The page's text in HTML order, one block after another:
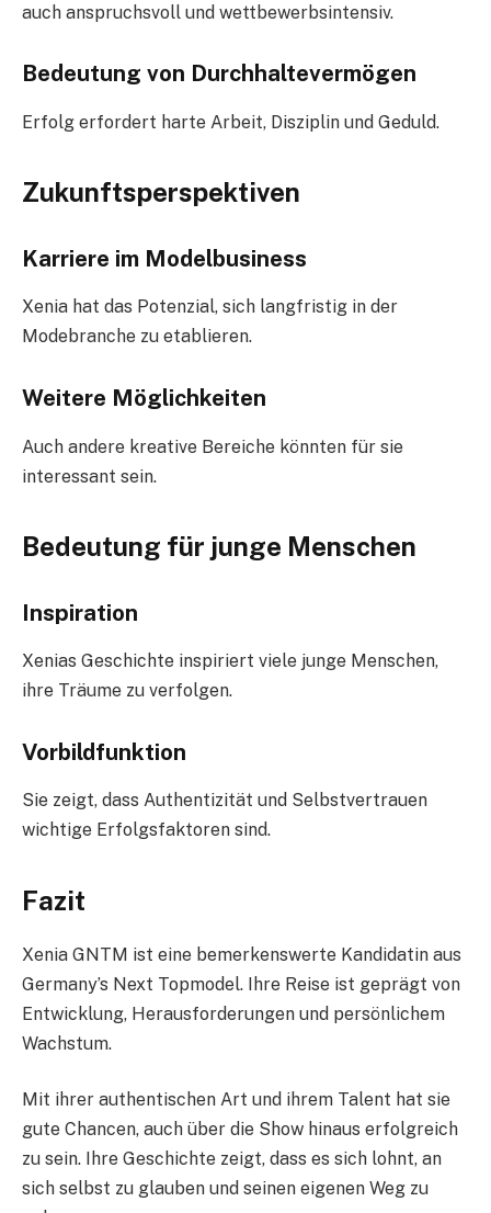
auch anspruchsvoll und wettbewerbsintensiv.
Bedeutung von Durchhaltevermögen
Erfolg erfordert harte Arbeit, Disziplin und Geduld.
Zukunftsperspektiven
Karriere im Modelbusiness
Xenia hat das Potenzial, sich langfristig in der
Modebranche zu etablieren.
Weitere Möglichkeiten
Auch andere kreative Bereiche könnten für sie
interessant sein.
Bedeutung für junge Menschen
Inspiration
Xenias Geschichte inspiriert viele junge Menschen,
ihre Träume zu verfolgen.
Vorbildfunktion
Sie zeigt, dass Authentizität und Selbstvertrauen
wichtige Erfolgsfaktoren sind.
Fazit
Xenia GNTM ist eine bemerkenswerte Kandidatin aus
Germany’s Next Topmodel. Ihre Reise ist geprägt von
Entwicklung, Herausforderungen und persönlichem
Wachstum.
Mit ihrer authentischen Art und ihrem Talent hat sie
gute Chancen, auch über die Show hinaus erfolgreich
zu sein. Ihre Geschichte zeigt, dass es sich lohnt, an
sich selbst zu glauben und seinen eigenen Weg zu